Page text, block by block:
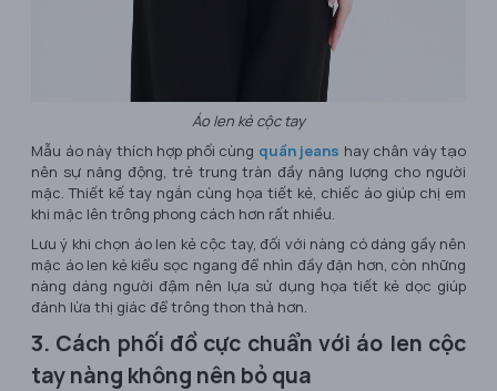
Áo len kẻ cộc tay
Mẫu áo này thích hợp phối cùng quần jeans hay chân váy tạo
nên sự năng động, trẻ trung tràn đầy năng lượng cho người
mặc. Thiết kế tay ngắn cùng họa tiết kẻ, chiếc áo giúp chị em
khi mặc lên trông phong cách hơn rất nhiều.
Lưu ý khi chọn áo len kẻ cộc tay, đối với nàng có dáng gầy nên
mặc áo len kẻ kiểu sọc ngang để nhìn đầy đặn hơn, còn những
nàng dáng người đậm nên lựa sử dụng họa tiết kẻ dọc giúp
đánh lừa thị giác để trông thon thả hơn.
3. Cách phối đồ cực chuẩn với áo len cộc
tay nàng không nên bỏ qua